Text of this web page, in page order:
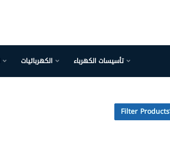
الكهربائيات تأسيسات الكهرباء
Filter Products